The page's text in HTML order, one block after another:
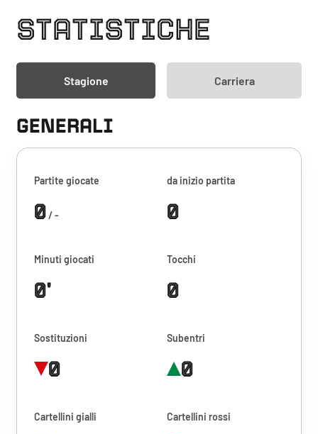
STATISTICHE
Stagione Carriera
GENERALI
Partite giocate
0/ -
da inizio partita
0
Minuti giocati
0'
Tocchi
0
Sostituzioni
0
Subentri
0
Cartellini gialli Cartellini rossi